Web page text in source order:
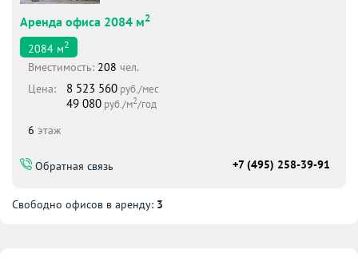
Аренда офиса 2084 м2
2084 м2
Вместимоcть: 208 чел.
Цена:
8 523 560 руб./мес
49 080 руб./м2/год
6 этаж
Обратная связь +7 (495) 258-39-91
Свободно офисов в аренду: 3